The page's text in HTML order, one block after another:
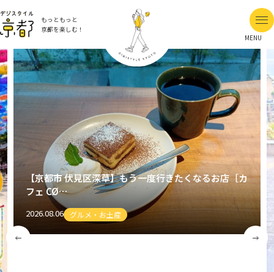
もっともっと
京都を楽しむ！
MENU
【京都市 伏見区深草】もう一度行きたくなるお店［カ
フェ CØ…
2026.08.06 グルメ・お土産